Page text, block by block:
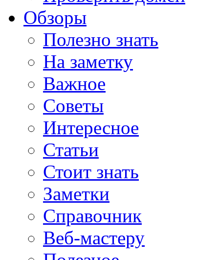
Обзоры
Полезно знать
На заметку
Важное
Советы
Интересное
Статьи
Стоит знать
Заметки
Справочник
Веб-мастеру